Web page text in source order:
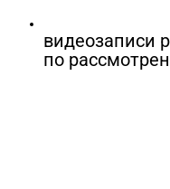
видеозаписи
по